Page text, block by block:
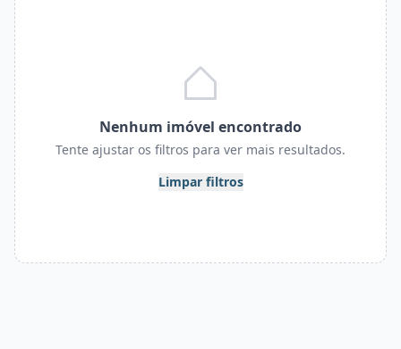
Nenhum imóvel encontrado
Tente ajustar os filtros para ver mais resultados.
Limpar filtros